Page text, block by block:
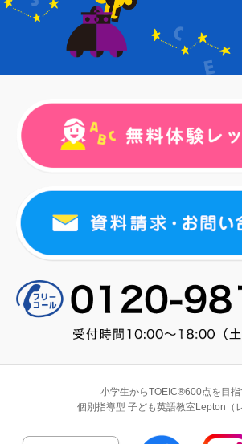
小学生からTOEIC®600点を目指
個別指導型 子ども英語教室Lepton（